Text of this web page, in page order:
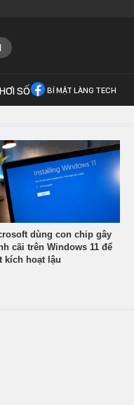
SỐ BÍ MẬT LÀNG TECH
dùng con chip gây
cãi trên Windows 11 để
kích hoạt lậu